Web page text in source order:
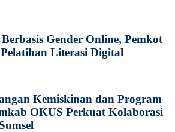
Gender Online, Pemkot
Literasi Digital
Kemiskinan dan Program
OKUS Perkuat Kolaborasi